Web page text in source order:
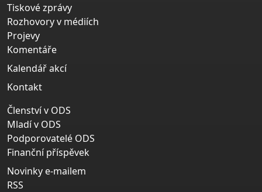
Tiskové zprávy
Rozhovory v médiích
Projevy
Komentáře
Kalendář akcí
Kontakt
Členství v ODS
Mladí v ODS
Podporovatelé ODS
Finanční příspěvek
Novinky e-mailem
RSS